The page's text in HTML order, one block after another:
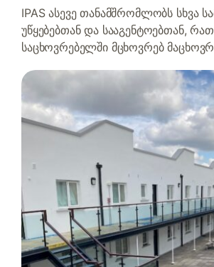
IPAS ასევე თანამშრომლობს სხვა
უწყებებთან და სააგენტოებთან,
საცხოვრებელში მცხოვრებ